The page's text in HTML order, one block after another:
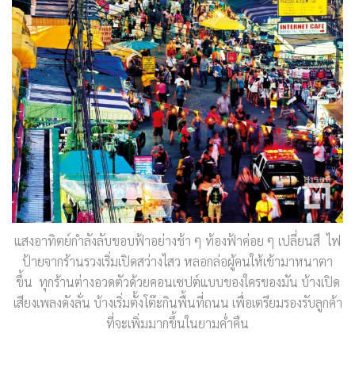
แสงอาทิตย์กำลังลับขอบฟ้าอย่างช้า ๆ ท้องฟ้าค่อย ๆ เปลี่ยนสี ไฟ
ป้ายจากร้านรวงเริ่มเปิดสว่างไสว หลอกล่อผู้คนให้เข้ามาหนาตา
ขึ้น ทุกร้านต่างอวดตัวด้วยคอนเซปต์แบบของใครของมัน บ้างเปิด
เสียงเพลงดังลั่น บ้างเริ่มตั้งโต๊ะกินพื้นที่ถนน เพื่อเตรียมรองรับลูกค้า
ที่จะเพิ่มมากขึ้นในยามค่ำคืน